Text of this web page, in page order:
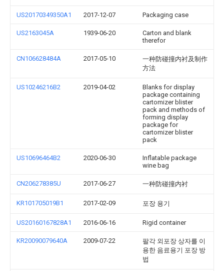
US20170349350A1 2017-12-07 Packaging case
US2163045A 1939-06-20
Carton and blank
therefor
CN106628484A 2017-05-10
一种防碰撞内衬及制作
方法
US10246216B2 2019-04-02
Blanks for display
package containing
cartomizer blister
pack and methods of
forming display
package for
cartomizer blister
pack
US10696464B2 2020-06-30
Inflatable package
wine bag
CN206278385U 2017-06-27 一种防碰撞内衬
KR101705019B1 2017-02-09 포장 용기
US20160167828A1 2016-06-16 Rigid container
KR20090079640A 2009-07-22
팔각 외포장 상자를 이
용한 음료용기 포장 방
법